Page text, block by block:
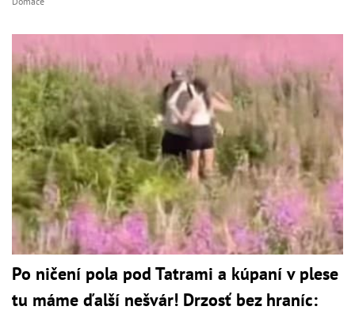
Po ničení pola pod Tatrami a kúpaní v plese
tu máme ďalší nešvár! Drzosť bez hraníc: